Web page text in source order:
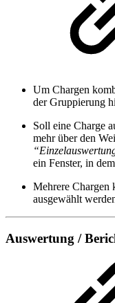
Um Chargen
der Gruppierung
Soll eine Charge
mehr über den
ein Fenster, in
Mehrere Chargen
ausgewählt
Auswertung /